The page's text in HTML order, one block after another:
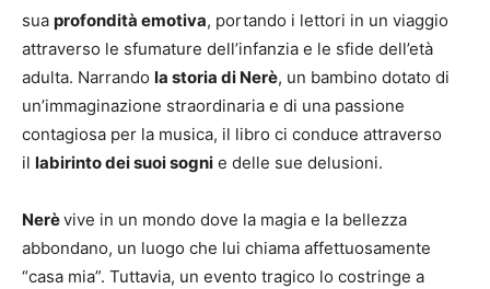
sua profondità emotiva, portando i lettori in un viaggio
attraverso le sfumature dell’infanzia e le sfide dell’età
adulta. Narrando la storia di Nerè, un bambino dotato di
un’immaginazione straordinaria e di una passione
contagiosa per la musica, il libro ci conduce attraverso
il labirinto dei suoi sogni e delle sue delusioni.
Nerèvive in un mondo dove la magia e la bellezza
abbondano, un luogo che lui chiama affettuosamente
“casa mia”. Tuttavia, un evento tragico lo costringe a